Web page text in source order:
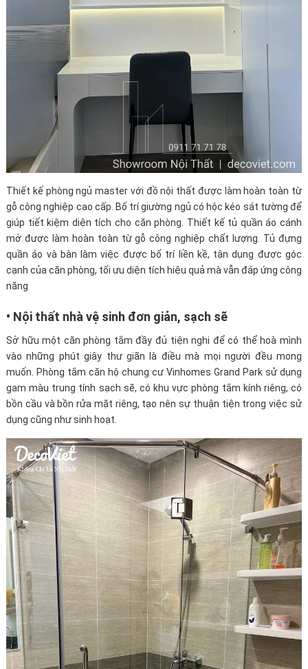
Thiết kế phòng ngủ master với đồ nội thất được làm hoàn toàn từ
gỗ công nghiệp cao cấp. Bố trí giường ngủ có hộc kéo sát tường để
giúp tiết kiệm diện tích cho căn phòng. Thiết kế tủ quần áo cánh
mở được làm hoàn toàn từ gỗ công nghiệp chất lượng. Tủ đựng
quần áo và bàn làm việc được bố trí liền kề, tận dụng được góc
cạnh của căn phòng, tối ưu diện tích hiệu quả mà vẫn đáp ứng công
năng
• Nội thất nhà vệ sinh đơn giản, sạch sẽ
Sở hữu một căn phòng tắm đầy đủ tiện nghi để có thể hoà mình
vào những phút giây thư giãn là điều mà mọi người đều mong
muốn. Phòng tắm căn hộ chung cư Vinhomes Grand Park sử dụng
gam màu trung tính sạch sẽ, có khu vực phòng tắm kính riêng, có
bồn cầu và bồn rửa mặt riêng, tạo nên sự thuận tiện trong việc sử
dụng cũng như sinh hoạt.